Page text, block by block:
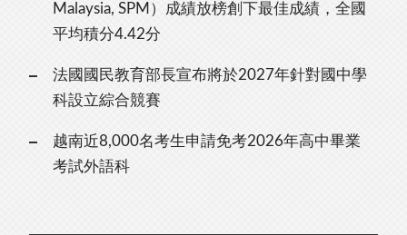
Malaysia, SPM）成績放榜創下最佳成績，全國
平均積分4.42分
法國國民教育部長宣布將於2027年針對國中學
科設立綜合競賽
越南近8,000名考生申請免考2026年高中畢業
考試外語科